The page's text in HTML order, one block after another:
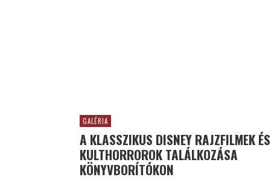
GALÉRIA
A KLASSZIKUS DISNEY RAJZFILMEK ÉS
KULTHORROROK TALÁLKOZÁSA
KÖNYVBORÍTÓKON